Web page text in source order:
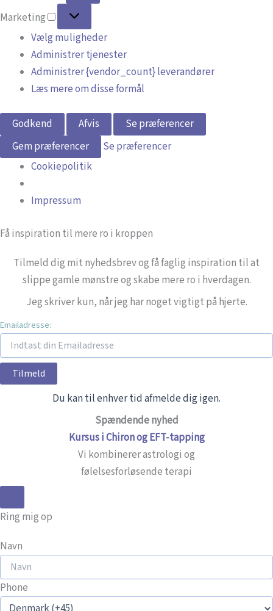
Marketing
Marketing
Vælg muligheder
Administrer tjenester
Administrer {vendor_count} leverandører
Læs mere om disse formål
Godkend Afvis
Se præferencer
Gem præferencer
Se præferencer
Cookiepolitik
Impressum
Få inspiration til mere ro i kroppen
Tilmeld dig mit nyhedsbrev og få faglig inspiration til at
slippe gamle mønstre og skabe mere ro i hverdagen.
Jeg skriver kun, når jeg har noget vigtigt på hjerte.
Emailadresse:
Du kan til enhver tid afmelde dig igen.
Spændende nyhed
Kursus i Chiron og EFT-tapping
Vi kombinerer astrologi og
følelsesforløsende terapi
Ring mig op
Navn
Phone